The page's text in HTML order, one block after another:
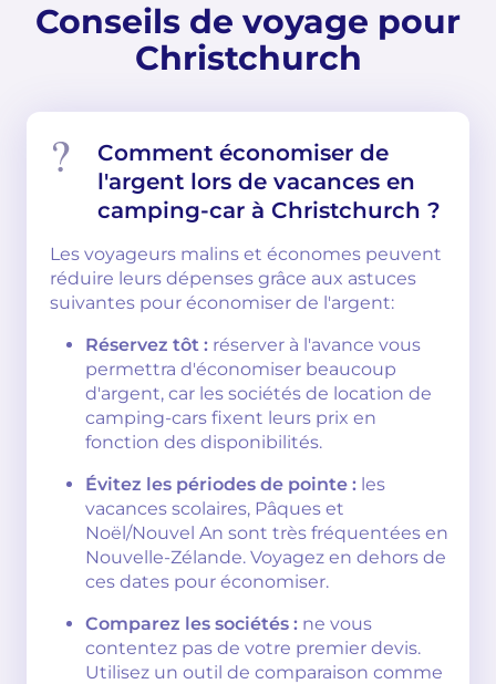
Conseils de voyage pour
Christchurch
Comment économiser de
l'argent lors de vacances en
camping-car à Christchurch ?
Les voyageurs malins et économes peuvent
réduire leurs dépenses grâce aux astuces
suivantes pour économiser de l'argent:
Réservez tôt : réserver à l'avance vous
permettra d'économiser beaucoup
d'argent, car les sociétés de location de
camping-cars fixent leurs prix en
fonction des disponibilités.
Évitez les périodes de pointe : les
vacances scolaires, Pâques et
Noël/Nouvel An sont très fréquentées en
Nouvelle-Zélande. Voyagez en dehors de
ces dates pour économiser.
Comparez les sociétés : ne vous
contentez pas de votre premier devis.
Utilisez un outil de comparaison comme